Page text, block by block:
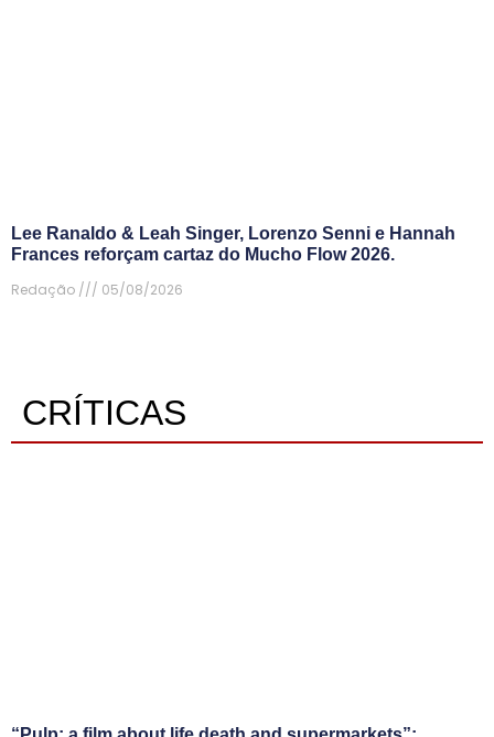
Lee Ranaldo & Leah Singer, Lorenzo Senni e Hannah
Frances reforçam cartaz do Mucho Flow 2026.
Redação
05/08/2026
CRÍTICAS